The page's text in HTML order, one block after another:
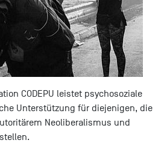
CODEPU leistet psychosoziale
Unterstützung für diejenigen, die
Neoliberalismus und